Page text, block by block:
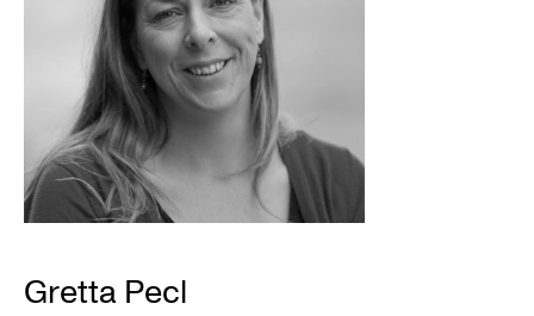
Gretta Pecl